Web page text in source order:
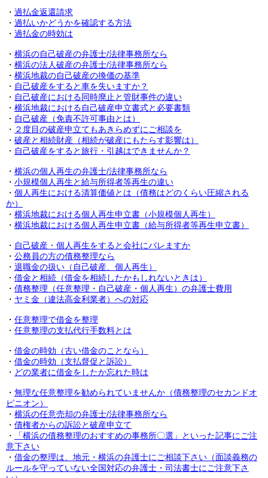
・ 過払金返還請求
・ 過払いかどうかを確認する方法
・ 過払金の時効は
・ 横浜の自己破産の弁護士/法律事務所なら
・ 横浜の法人破産の弁護士/法律事務所なら
・ 横浜地裁の自己破産の換価の基準
・ 自己破産をすると車を失いますか？
・ 自己破産における同時廃止と管財事件の違い
・ 横浜地裁における自己破産申立書式と必要書類
・ 自己破産（免責不許可事由とは）
・ ２度目の破産申立てもあきらめずにご相談を
・ 破産と相続財産（相続が破産にもたらす影響は）
・ 自己破産をすると旅行・引越はできませんか？
・ 横浜の個人再生の弁護士/法律事務所なら
・ 小規模個人再生と給与所得者等再生の違い
・ 個人再生における清算価値とは（債務はどのくらい圧縮される
か）
・ 横浜地裁における個人再生申立書（小規模個人再生）
・ 横浜地裁における個人再生申立書（給与所得者等再生申立書）
・ 自己破産・個人再生をすると会社にバレますか
・ 公務員の方の債務整理なら
・ 退職金の扱い（自己破産、個人再生）
・ 借金と相続（借金を相続したかもしれないときは）
・ 債務整理（任意整理・自己破産・個人再生）の弁護士費用
・ ヤミ金（違法高金利業者）への対応
・ 任意整理で借金を整理
・ 任意整理の支払代行手数料とは
・ 借金の時効（古い借金のことなら）
・ 借金の時効（支払督促と訴訟）
・ どの業者に借金をしたか忘れた時は
・ 無理な任意整理を勧められていませんか（債務整理のセカンドオ
ピニオン）
・ 横浜の任意売却の弁護士/法律事務所なら
・ 債権者からの訴訟と破産申立て
・
「横浜の債務整理のおすすめの事務所〇選」といった記事にご注
意下さい
・ 借金の整理は、地元・横浜の弁護士にご相談下さい（面談義務の
ルールを守っていない全国対応の弁護士・司法書士にご注意下さ